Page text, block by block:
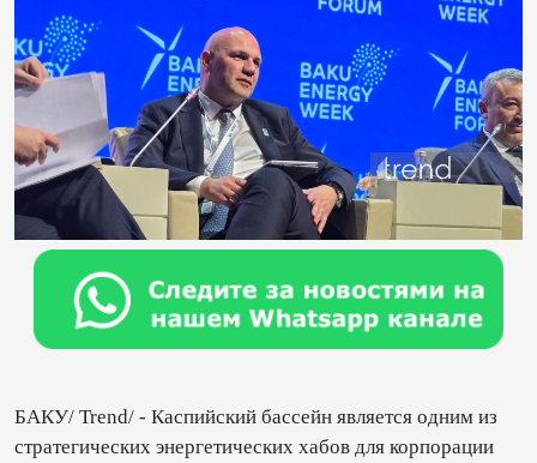
БАКУ/ Trend/ - Каспийский бассейн является одним из
стратегических энергетических хабов для корпорации